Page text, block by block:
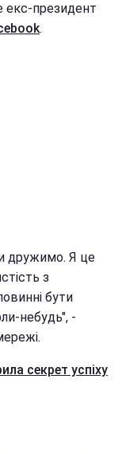
екс-президент
.
дружимо. Я це
з
бути
небудь", -
секрет успіху